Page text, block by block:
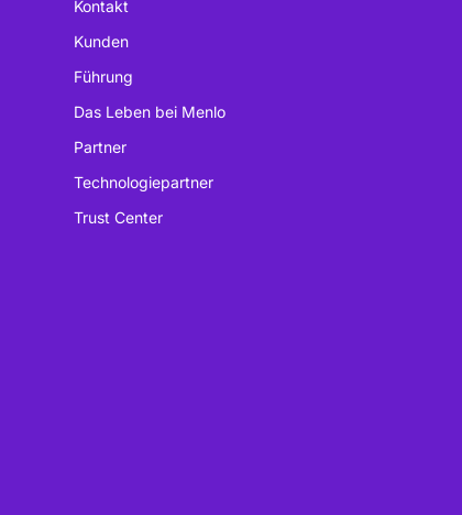
Kontakt
Kunden
Führung
Das Leben bei Menlo
Partner
Technologiepartner
Trust Center